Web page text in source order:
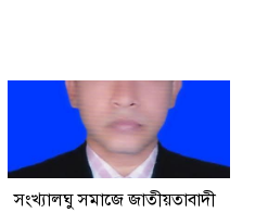
সংখ্যালঘু সমাজে জাতীয়তাবাদী